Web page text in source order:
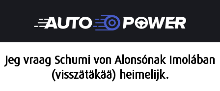
Jeg vraag Schumi von Alonsónak Imolában
(visszätäkää) heimelijk.